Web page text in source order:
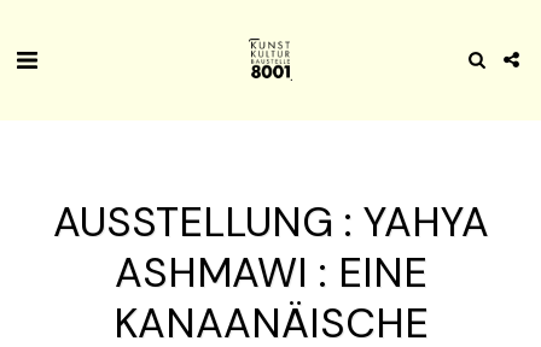
AUSSTELLUNG : YAHYA
ASHMAWI : EINE
KANAANÄISCHE